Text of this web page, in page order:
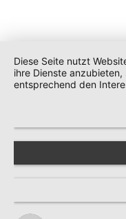
Diese Seite nutzt
ihre Dienste
entsprechend den